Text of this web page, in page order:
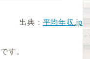
出典： 平均年収.jp
す。